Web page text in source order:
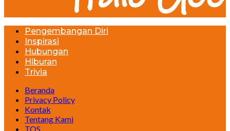
Pengembangan Diri
Inspirasi
Hubungan
Hiburan
Trivia
Beranda
Privacy Policy
Kontak
Tentang Kami
TOS